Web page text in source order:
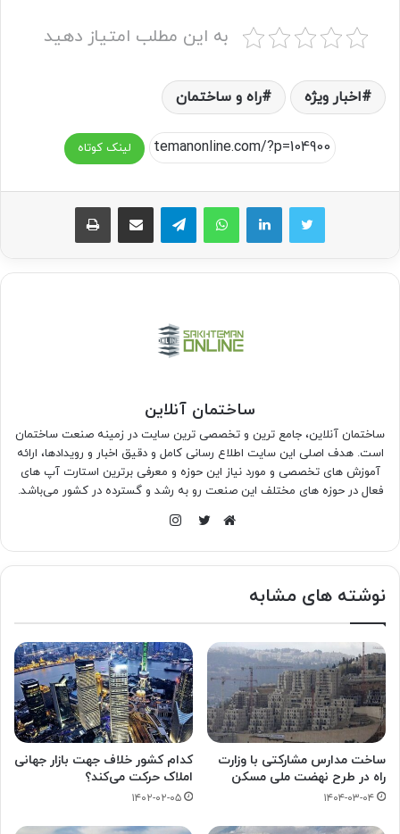
به این مطلب امتیاز دهید
اخبار ویژه راه و ساختمان
لینک کوتاه
واتس آپ تلگرام اشتراک گذاری از طریق ایمیل چاپ
ساختمان آنلاین
ساختمان آنلاین، جامع ترین و تخصصی ترین سایت در زمینه صنعت ساختمان
است. هدف اصلی این سایت اطلاع رسانی کامل و دقیق اخبار و رویدادها، ارائه
آموزش های تخصصی و مورد نیاز این حوزه و معرفی برترین استارت آپ های
فعال در حوزه های مختلف این صنعت رو به رشد و گسترده در کشور می‌باشد.
نوشته های مشابه
ساخت مدارس مشارکتی با وزارت
راه در طرح نهضت ملی مسکن
۱۴۰۴-۰۳-۰۴
کدام کشور خلاف جهت بازار جهانی
املاک حرکت می‌کند؟
۱۴۰۲-۰۲-۰۵